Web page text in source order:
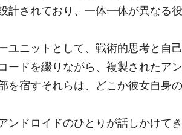
計されており、一体一体が異なる
ーユニットとして、戦術的思考と
ードを綴りながら、複製されたア
を宿すそれらは、どこか彼女自身
ンドロイドのひとりが話しかけて